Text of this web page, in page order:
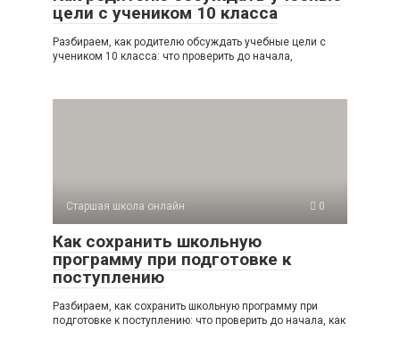
цели с учеником 10 класса
Разбираем, как родителю обсуждать учебные цели с
учеником 10 класса: что проверить до начала,
Старшая школа онлайн 0
Как сохранить школьную
программу при подготовке к
поступлению
Разбираем, как сохранить школьную программу при
подготовке к поступлению: что проверить до начала, как